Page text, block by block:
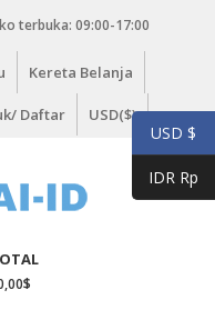
terbuka: 09:00-17:00
Kereta Belanja
Daftar USD($)
$
USD $
IDR Rp